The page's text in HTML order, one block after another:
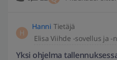
jatkoeriin, miten saan koko
H
Hanni Tietäjä
Elisa Viihde -sovellus ja -
Yksi ohjelma